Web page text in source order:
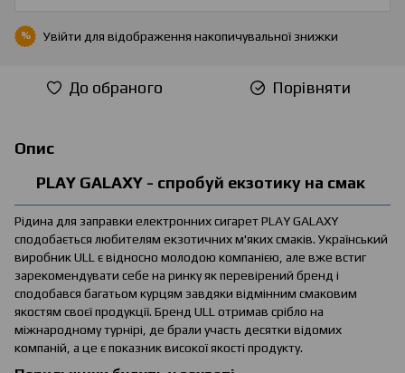
% Увійти для відображення накопичувальної знижки
До обраного Порівняти
Опис
PLAY GALAXY - спробуй екзотику на смак
Рідина для заправки електронних сигарет PLAY GALAXY
сподобається любителям екзотичних м'яких смаків. Український
виробник ULL є відносно молодою компанією, але вже встиг
зарекомендувати себе на ринку як перевірений бренд і
сподобався багатьом курцям завдяки відмінним смаковим
якостям своєї продукції. Бренд ULL отримав срібло на
міжнародному турнірі, де брали участь десятки відомих
компаній, а це є показник високої якості продукту.